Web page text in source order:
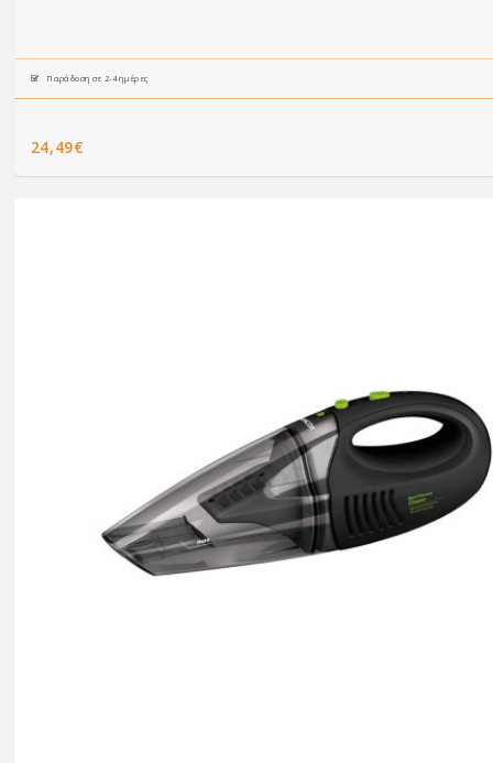
Παράδοση σε 2-4 ημέρες
24,49€